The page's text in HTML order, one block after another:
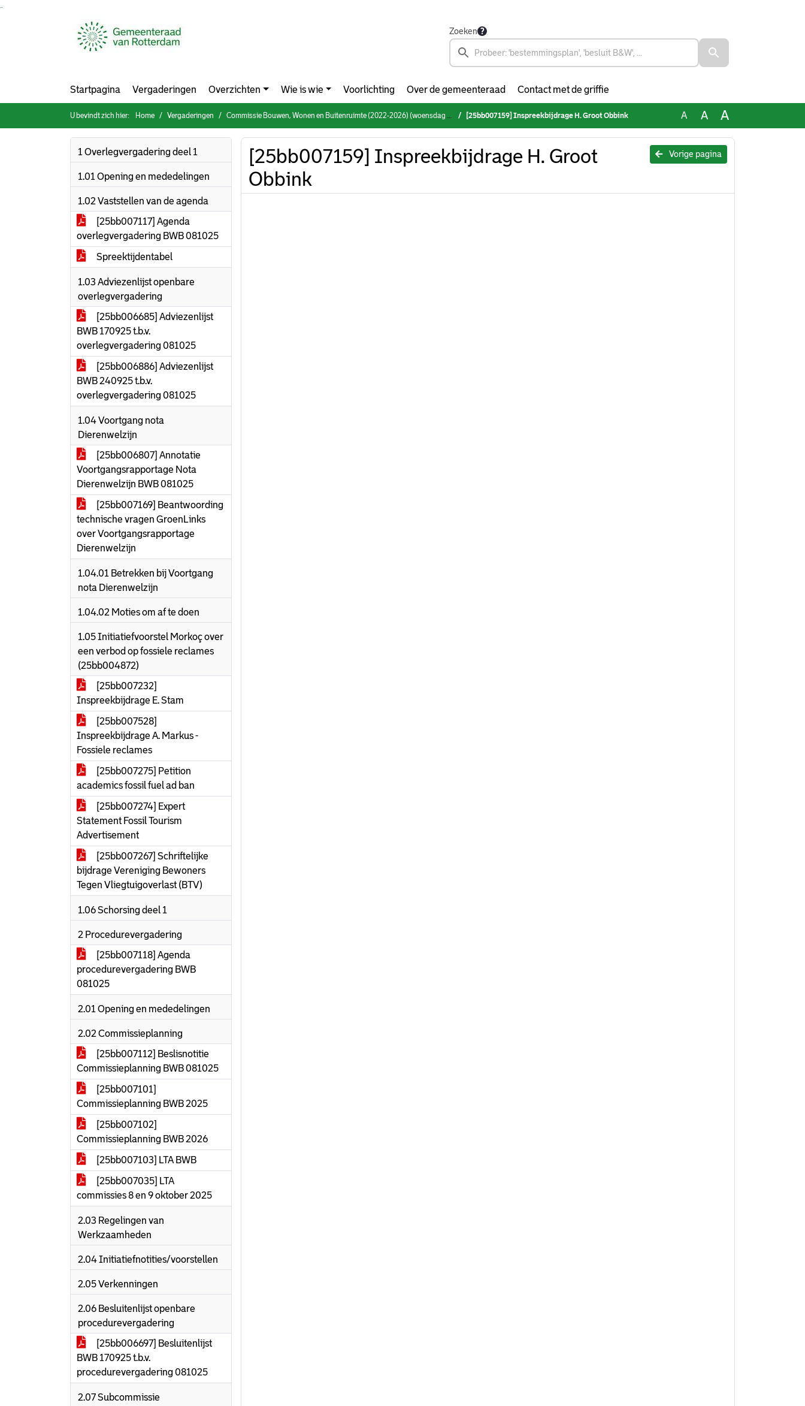
Zoeken
Startpagina Vergaderingen Overzichten Wie is wie Voorlichting Over de gemeenteraad Contact met de griffie
U bevindt zich hier: Home Vergaderingen Commissie Bouwen, Wonen en Buitenruimte (2022-2026) (woensdag 8 oktober 2025) [25bb007159] Inspreekbijdrage H. Groot Obbink A A A
1 Overlegvergadering deel 1
1.01 Opening en mededelingen
1.02 Vaststellen van de agenda
[25bb007117] Agenda
overlegvergadering BWB 081025
Spreektijdentabel
1.03 Adviezenlijst openbare
overlegvergadering
[25bb006685] Adviezenlijst
BWB 170925 t.b.v.
overlegvergadering 081025
[25bb006886] Adviezenlijst
BWB 240925 t.b.v.
overlegvergadering 081025
1.04 Voortgang nota
Dierenwelzijn
[25bb006807] Annotatie
Voortgangsrapportage Nota
Dierenwelzijn BWB 081025
[25bb007169] Beantwoording
technische vragen GroenLinks
over Voortgangsrapportage
Dierenwelzijn
1.04.01 Betrekken bij Voortgang
nota Dierenwelzijn
1.04.02 Moties om af te doen
1.05 Initiatiefvoorstel Morkoç over
een verbod op fossiele reclames
(25bb004872)
[25bb007232]
Inspreekbijdrage E. Stam
[25bb007528]
Inspreekbijdrage A. Markus -
Fossiele reclames
[25bb007275] Petition
academics fossil fuel ad ban
[25bb007274] Expert
Statement Fossil Tourism
Advertisement
[25bb007267] Schriftelijke
bijdrage Vereniging Bewoners
Tegen Vliegtuigoverlast (BTV)
1.06 Schorsing deel 1
2 Procedurevergadering
[25bb007118] Agenda
procedurevergadering BWB
081025
2.01 Opening en mededelingen
2.02 Commissieplanning
[25bb007112] Beslisnotitie
Commissieplanning BWB 081025
[25bb007101]
Commissieplanning BWB 2025
[25bb007102]
Commissieplanning BWB 2026
[25bb007103] LTA BWB
[25bb007035] LTA
commissies 8 en 9 oktober 2025
2.03 Regelingen van
Werkzaamheden
2.04 Initiatiefnotities/voorstellen
2.05 Verkenningen
2.06 Besluitenlijst openbare
procedurevergadering
[25bb006697] Besluitenlijst
BWB 170925 t.b.v.
procedurevergadering 081025
2.07 Subcommissie
Vorige pagina
[25bb007159] Inspreekbijdrage H. Groot
Obbink